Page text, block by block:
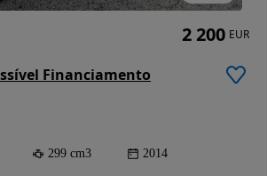
Financiamento
299 cm3 2014
2 200 EUR